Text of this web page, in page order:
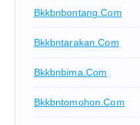
Bkkbnbontang.com
Bkkbntarakan.com
Bkkbnbima.com
Bkkbntomohon.com